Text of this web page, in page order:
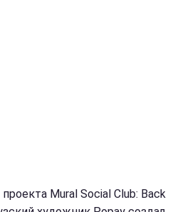
Mural Social Club: Back